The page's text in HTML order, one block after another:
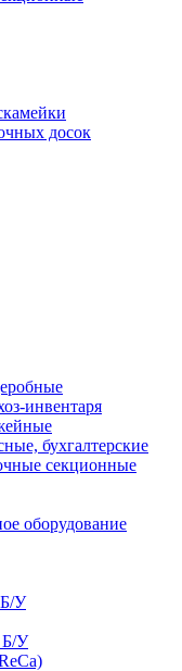
досок
инвентаря
бухгалтерские
секционные
оборудование
Б/У
Б/У